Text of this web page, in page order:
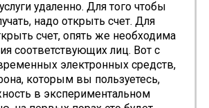
удаленно. Для того чтобы
надо открыть счет. Для
счет, опять же необходима
соответствующих лиц. Вот с
электронных средств,
которым вы пользуетесь,
в экспериментальном